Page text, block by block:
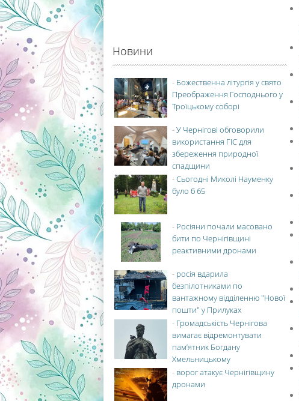
Новини
- Божественна літургія у свято
Преображення Господнього у
Троїцькому соборі
-У Чернігові обговорили
використання ГІС для
збереження природної
спадщини
-Сьогодні Миколі Науменку
було б 65
- Росіяни почали масовано
бити по Чернігівщині
реактивними дронами
- росія вдарила
безпілотниками по
вантажному відділенню "Нової
пошти" у Прилуках
- Громадськість Чернігова
вимагає відремонтувати
пам’ятник Богдану
Хмельницькому
- ворог атакує Чернігівщину
дронами